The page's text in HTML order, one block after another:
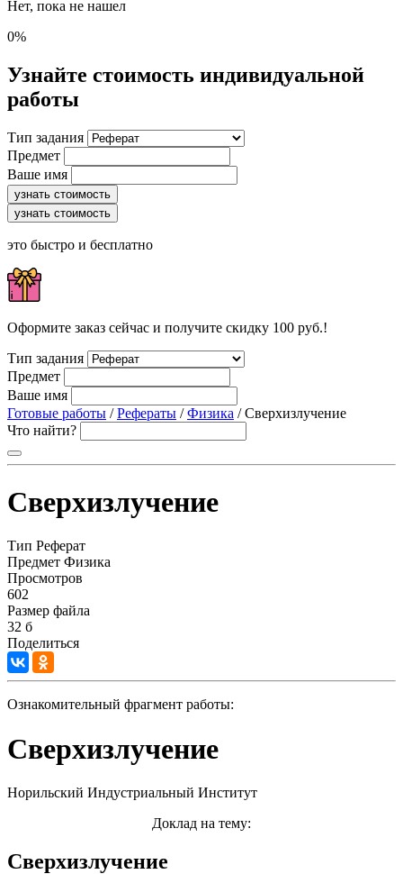
Нет, пока не нашел
0%
Узнайте стоимость индивидуальной
работы
Тип задания
Предмет
Ваше имя
узнать стоимость
узнать стоимость
это быстро и бесплатно
Оформите заказ сейчас и получите скидку 100 руб.!
Тип задания
Предмет
Ваше имя
Готовые работы /Рефераты /Физика / Сверхизлучение
Что найти?
Сверхизлучение
Тип Реферат
Предмет Физика
Просмотров
602
Размер файла
32 б
Поделиться
Ознакомительный фрагмент работы:
Сверхизлучение
Норильский Индустриальный Институт
Доклад на тему:
Сверхизлучение